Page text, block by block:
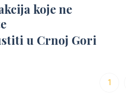
koje ne
u Crnoj Gori
1